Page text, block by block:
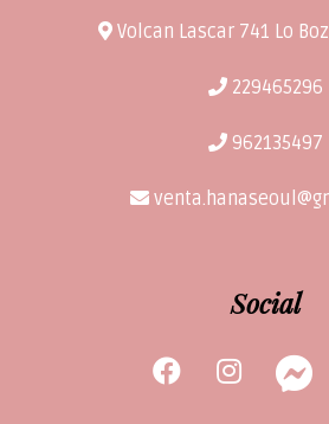
Volcan Lascar 741 Lo
229465296
962135497
Social